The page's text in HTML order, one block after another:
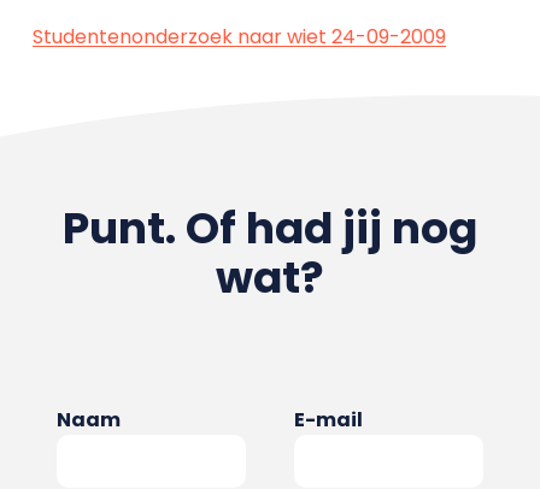
Studentenonderzoek naar wiet 24-09-2009
Punt. Of had jij nog
wat?
Naam E-mail